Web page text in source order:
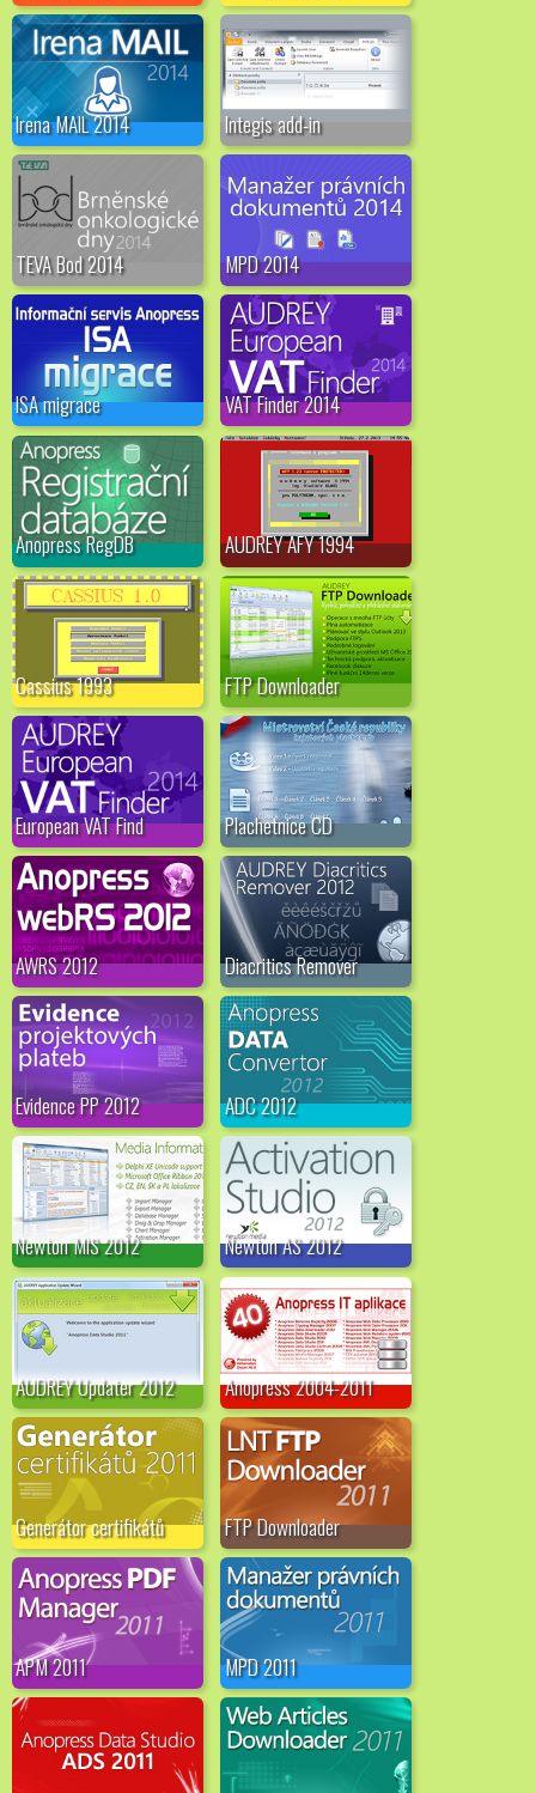
Irena MAIL 2014 Integis add-in
TEVA Bod 2014 MPD 2014
ISA migrace VAT Finder 2014
Anopress RegDB AUDREY AFY 1994
Cassius 1993 FTP Downloader
European VAT Find Plachetnice CD
AWRS 2012 Diacritics Remover
Evidence PP 2012 ADC 2012
Newton MIS 2012 Newton AS 2012
AUDREY Updater 2012 Anopress 2004-2011
Generátor certifikátů FTP Downloader
APM 2011 MPD 2011